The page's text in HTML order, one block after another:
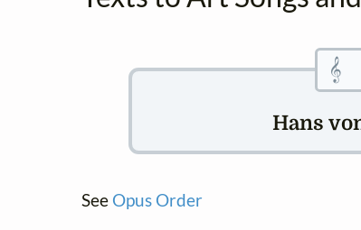
𝄞
Hans
See Opus Order